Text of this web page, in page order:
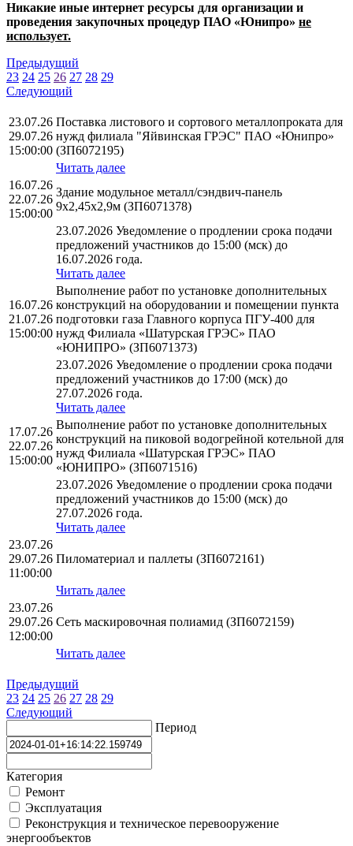
Никакие иные интернет ресурсы для организации и
проведения закупочных процедур ПАО «Юнипро» не
использует.
Предыдущий
23 24 25 26 27 28 29
Следующий
23.07.26
29.07.26
15:00:00
Поставка листового и сортового металлопроката для
нужд филиала "Яйвинская ГРЭС" ПАО «Юнипро»
(ЗП6072195)
Читать далее
16.07.26
22.07.26
15:00:00
Здание модульное металл/сэндвич-панель
9х2,45х2,9м (ЗП6071378)
23.07.2026 Уведомление о продлении срока подачи
предложений участников до 15:00 (мск) до
16.07.2026 года.
Читать далее
16.07.26
21.07.26
15:00:00
Выполнение работ по установке дополнительных
конструкций на оборудовании и помещении пункта
подготовки газа Главного корпуса ПГУ-400 для
нужд Филиала «Шатурская ГРЭС» ПАО
«ЮНИПРО» (ЗП6071373)
23.07.2026 Уведомление о продлении срока подачи
предложений участников до 17:00 (мск) до
27.07.2026 года.
Читать далее
17.07.26
22.07.26
15:00:00
Выполнение работ по установке дополнительных
конструкций на пиковой водогрейной котельной для
нужд Филиала «Шатурская ГРЭС» ПАО
«ЮНИПРО» (ЗП6071516)
23.07.2026 Уведомление о продлении срока подачи
предложений участников до 15:00 (мск) до
27.07.2026 года.
Читать далее
23.07.26
29.07.26
11:00:00
Пиломатериал и паллеты (ЗП6072161)
Читать далее
23.07.26
29.07.26
12:00:00
Сеть маскировочная полиамид (ЗП6072159)
Читать далее
Предыдущий
23 24 25 26 27 28 29
Следующий
Период
Категория
Ремонт
Эксплуатация
Реконструкция и техническое перевооружение
энергообъектов